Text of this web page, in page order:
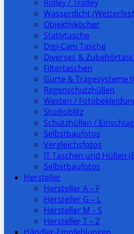
Rolley / Trolley
Wasserdicht
Objektivköcher
Stativtasche
Digi-Cam Tasche
Diverses &
Filtertaschen
Gurte & Tragesysteme
Regenschutzhüllen
Westen /
Studioblitz
Schutzhüllen /
Selbstbaufotos
Vergleichsfotos
IT Taschen und Hüllen
Selbstbaufotos
Hersteller
Hersteller A – F
Hersteller G – L
Hersteller M – S
Hersteller T – Z